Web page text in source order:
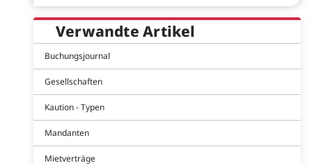
Verwandte Artikel
Buchungsjournal
Gesellschaften
Kaution - Typen
Mandanten
Mietverträge